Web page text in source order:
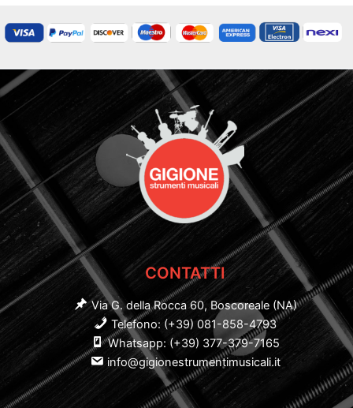
CONTATTI
Via G. della Rocca 60, Boscoreale (NA)
Telefono: (+39) 081-858-4793
Whatsapp: (+39) 377-379-7165
info@gigionestrumentimusicali.it